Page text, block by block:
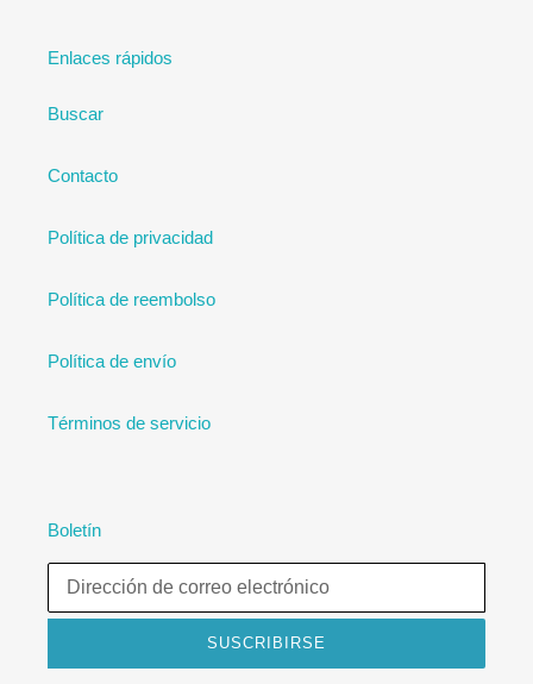
Enlaces rápidos
Buscar
Contacto
Política de privacidad
Política de reembolso
Política de envío
Términos de servicio
Boletín
SUSCRIBIRSE